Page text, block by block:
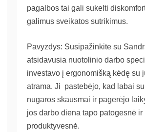
pagalbos tai gali sukelti
galimus sveikatos sutrikimus.
Pavyzdys: Susipažinkite su
atsidavusia nuotolinio darbo
investavo į ergonomišką kėdę su
atrama. Ji pastebėjo, kad labai
nugaros skausmai ir pagerėjo
jos darbo diena tapo patogesnė ir
produktyvesnė.